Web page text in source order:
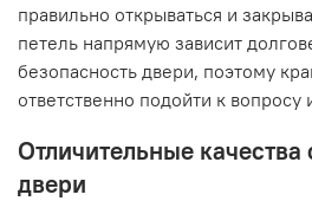
правильно открываться и
петель напрямую зависит
безопасность двери, поэтому
ответственно подойти к вопросу
Отличительные
двери